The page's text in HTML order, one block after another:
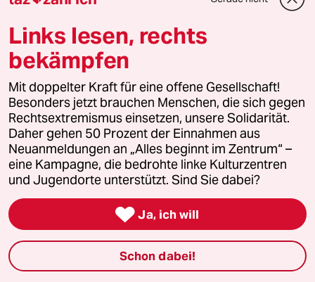
taz Blogs
taz FUTURZWEI
Le Monde diplomatique
taz Archiv
Mehr taz Angebote
Reisen
Kantine
Links lesen, rechts
bekämpfen
Mit doppelter Kraft für eine offene Gesellschaft!
Besonders jetzt brauchen Menschen, die sich gegen
Rechtsextremismus einsetzen, unsere Solidarität.
Daher gehen 50 Prozent der Einnahmen aus
Neuanmeldungen an „Alles beginnt im Zentrum“ –
eine Kampagne, die bedrohte linke Kulturzentren
und Jugendorte unterstützt. Sind Sie dabei?
 Ja, ich will
Schon dabei!